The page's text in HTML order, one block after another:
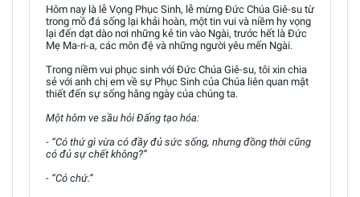
Hôm nay là lễ Vọng Phục Sinh, lễ mừng Đức Chúa Giê-su từ
trong mồ đá sống lại khải hoàn, một tin vui và niềm hy vọng
lại đến dạt dào nơi những kẻ tin vào Ngài, trước hết là Đức
Mẹ Ma-ri-a, các môn đệ và những người yêu mến Ngài.
Trong niềm vui phục sinh với Đức Chúa Giê-su, tôi xin chia
sẻ với anh chị em về sự Phục Sinh của Chúa liên quan mật
thiết đến sự sống hằng ngày của chúng ta.
Một hôm ve sầu hỏi Đấng tạo hóa:
- “Có thứ gì vừa có đầy đủ sức sống, nhưng đồng thời cũng
có đủ sự chết không?”
- “Có chứ.”